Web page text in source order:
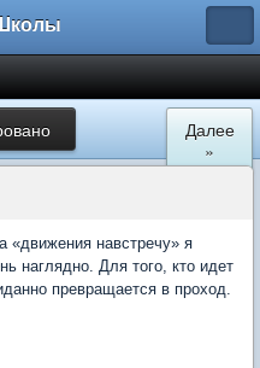
Далее
»
«движения навстречу» я
наглядно. Для того, кто идет
превращается в проход.